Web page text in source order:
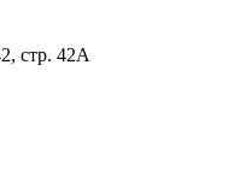
стр. 42А